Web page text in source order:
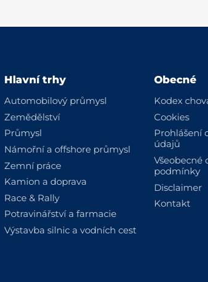
Hlavní trhy
Automobilový průmysl
Zemědělství
Průmysl
Námořní a offshore průmysl
Zemní práce
Kamion a doprava
Race & Rally
Potravinářství a farmacie
Výstavba silnic a vodních cest
Obecné
Kodex
Cookies
Prohlášení
údajů
Všeobecné
podmínky
Disclaimer
Kontakt